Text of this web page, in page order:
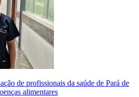
de profissionais da saúde de Pará de
alimentares